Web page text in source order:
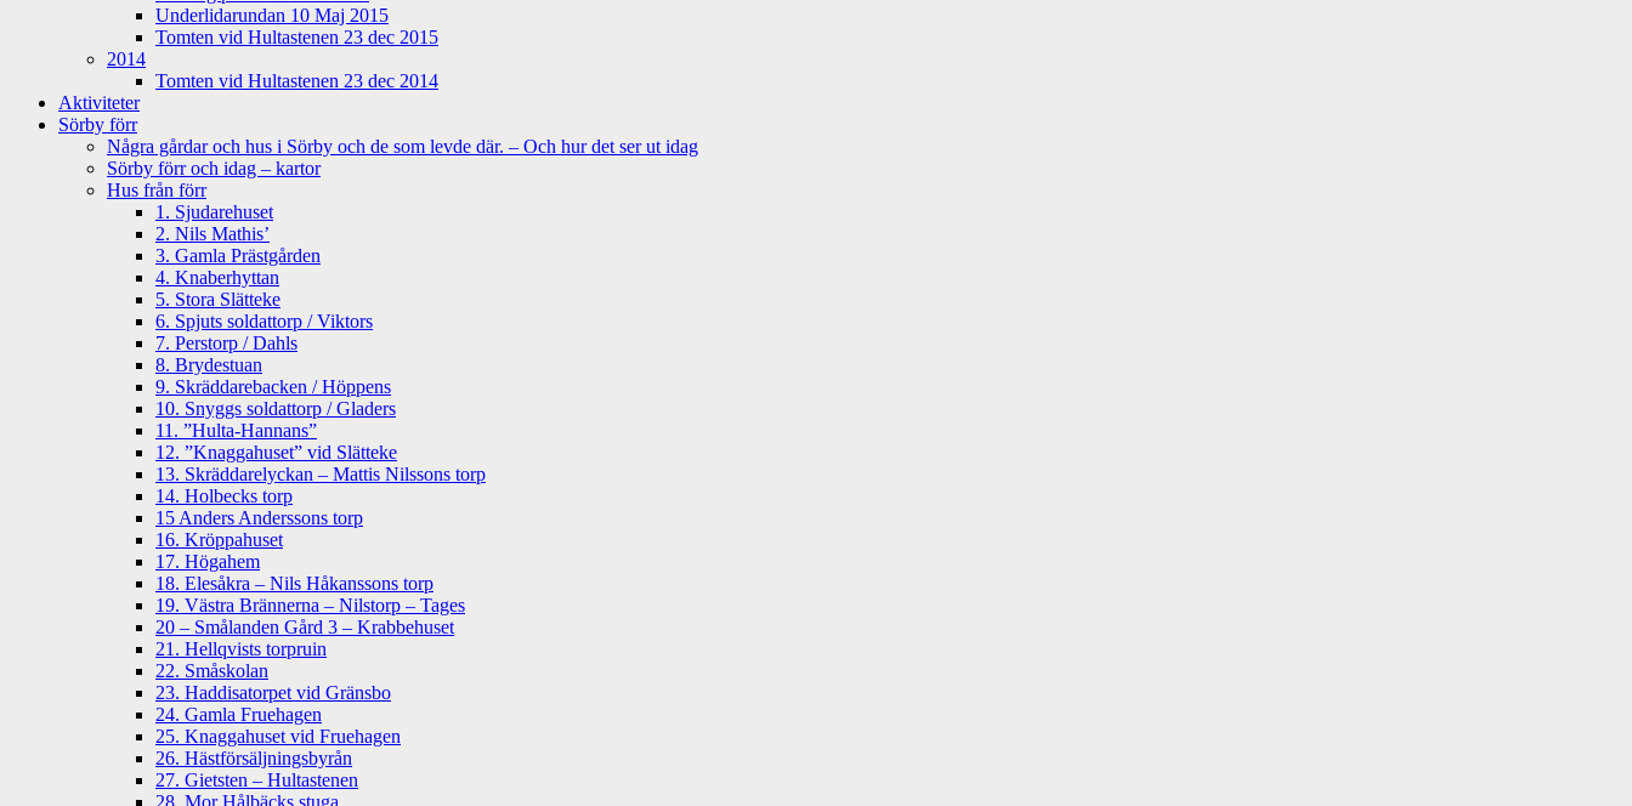
Underlidarundan 10 Maj 2015
Tomten vid Hultastenen 23 dec 2015
2014
Tomten vid Hultastenen 23 dec 2014
Aktiviteter
Sörby förr
Några gårdar och hus i Sörby och de som levde där. – Och hur det ser ut idag
Sörby förr och idag – kartor
Hus från förr
1. Sjudarehuset
2. Nils Mathis’
3. Gamla Prästgården
4. Knaberhyttan
5. Stora Slätteke
6. Spjuts soldattorp / Viktors
7. Perstorp / Dahls
8. Brydestuan
9. Skräddarebacken / Höppens
10. Snyggs soldattorp / Gladers
11. ”Hulta-Hannans”
12. ”Knaggahuset” vid Slätteke
13. Skräddarelyckan – Mattis Nilssons torp
14. Holbecks torp
15 Anders Anderssons torp
16. Kröppahuset
17. Högahem
18. Elesåkra – Nils Håkanssons torp
19. Västra Brännerna – Nilstorp – Tages
20 – Smålanden Gård 3 – Krabbehuset
21. Hellqvists torpruin
22. Småskolan
23. Haddisatorpet vid Gränsbo
24. Gamla Fruehagen
25. Knaggahuset vid Fruehagen
26. Hästförsäljningsbyrån
27. Gietsten – Hultastenen